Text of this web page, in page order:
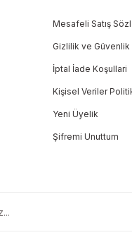
Mesafeli Satış
Gizlilik ve Güvenlik
İptal İade Koşullari
Kişisel Veriler
Yeni Üyelik
Şifremi Unuttum